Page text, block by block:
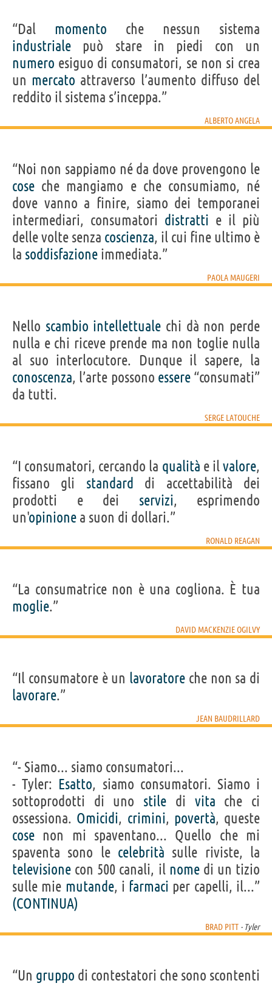
“Dal momento che nessun sistema
industriale può stare in piedi con un
numero esiguo di consumatori, se non si crea
un mercato attraverso l’aumento diffuso del
reddito il sistema s’inceppa.”
ALBERTO ANGELA
“Noi non sappiamo né da dove provengono le
cose che mangiamo e che consumiamo, né
dove vanno a finire, siamo dei temporanei
intermediari, consumatori distratti e il più
delle volte senza coscienza, il cui fine ultimo è
la soddisfazione immediata.”
PAOLA MAUGERI
Nello scambio intellettuale chi dà non perde
nulla e chi riceve prende ma non toglie nulla
al suo interlocutore. Dunque il sapere, la
conoscenza, l’arte possono essere“consumati”
da tutti.
SERGE LATOUCHE
“I consumatori, cercando la qualità e ilvalore,
fissano gli standard di accettabilità dei
prodotti e dei servizi, esprimendo
un'opinione a suon di dollari.”
RONALD REAGAN
“La consumatrice non è una cogliona. È tua
moglie.”
DAVID MACKENZIE OGILVY
“Il consumatore è un lavoratore che non sa di
lavorare.”
JEAN BAUDRILLARD
“- Siamo... siamo consumatori...
- Tyler: Esatto, siamo consumatori. Siamo i
sottoprodotti di uno stile di vita che ci
ossessiona. Omicidi, crimini, povertà, queste
cose non mi spaventano... Quello che mi
spaventa sono le celebrità sulle riviste, la
televisione con 500 canali, il nomedi un tizio
sulle mie mutande, i farmaci per capelli, il...”
(CONTINUA)
BRAD PITT - Tyler
“Un gruppo di contestatori che sono scontenti